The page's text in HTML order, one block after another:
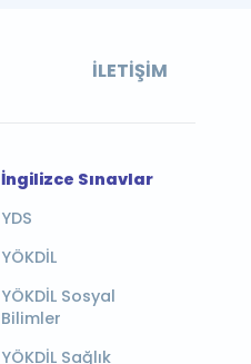
İLETIŞIM
İngilizce Sınavlar
YDS
YÖKDİL
YÖKDİL Sosyal
Bilimler
YÖKDİL Sağlık